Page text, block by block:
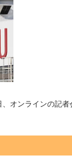
、オンラインの記